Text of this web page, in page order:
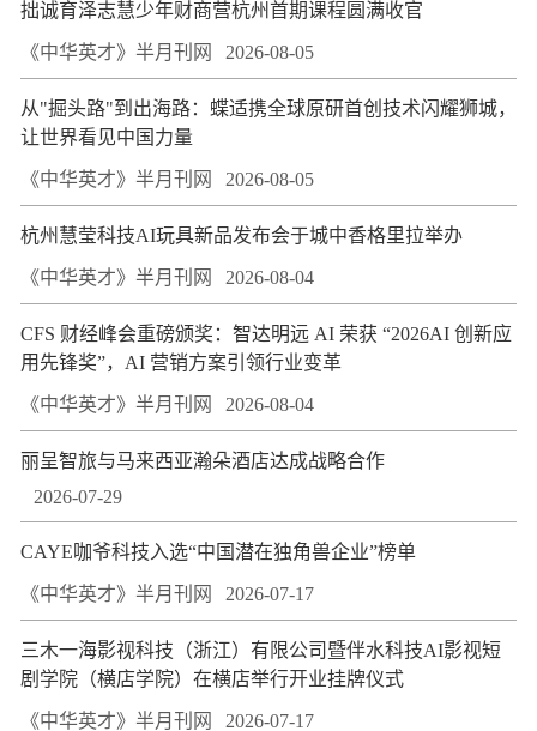
拙诚育泽志慧少年财商营杭州首期课程圆满收官
《中华英才》半月刊网 2026-08-05
从"掘头路"到出海路：蝶适携全球原研首创技术闪耀狮城，
让世界看见中国力量
《中华英才》半月刊网 2026-08-05
杭州慧莹科技AI玩具新品发布会于城中香格里拉举办
《中华英才》半月刊网 2026-08-04
CFS 财经峰会重磅颁奖：智达明远 AI 荣获 “2026AI 创新应
用先锋奖”，AI 营销方案引领行业变革
《中华英才》半月刊网 2026-08-04
丽呈智旅与马来西亚瀚朵酒店达成战略合作
2026-07-29
CAYE咖爷科技入选“中国潜在独角兽企业”榜单
《中华英才》半月刊网 2026-07-17
三木一海影视科技（浙江）有限公司暨伴水科技AI影视短
剧学院（横店学院）在横店举行开业挂牌仪式
《中华英才》半月刊网 2026-07-17